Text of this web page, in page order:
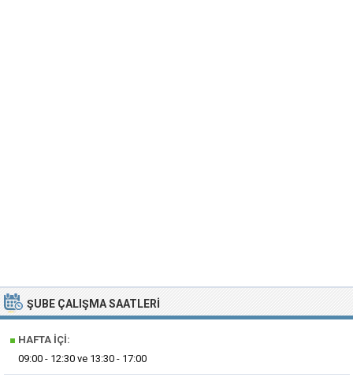
ŞUBE ÇALIŞMA SAATLERI
■ HAFTA İÇI:
09:00 - 12:30 ve 13:30 - 17:00